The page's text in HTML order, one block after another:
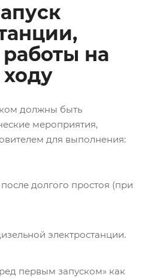
на
должны быть
мероприятия,
для выполнения:
долгого простоя (при
электростанции.
первым запуском» как